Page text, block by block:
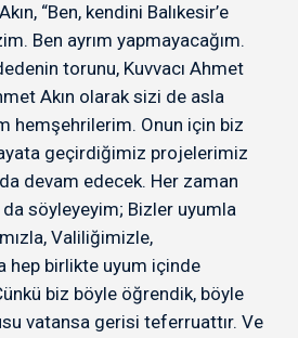
“Ben, kendini Balıkesir’e
Ben ayrım yapmayacağım.
torunu, Kuvvacı Ahmet
Akın olarak sizi de asla
hemşehrilerim. Onun için biz
geçirdiğimiz projelerimiz
devam edecek. Her zaman
söyleyeyim; Bizler uyumla
Valiliğimizle,
hep birlikte uyum içinde
biz böyle öğrendik, böyle
vatansa gerisi teferruattır. Ve